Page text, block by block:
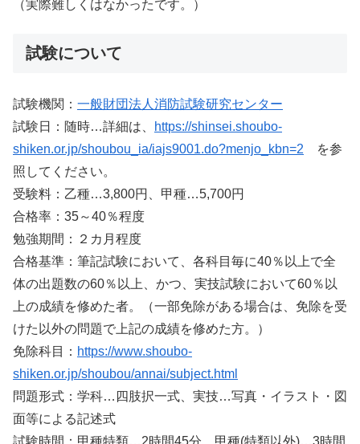
（実際難しくはなかったです。）
試験について
試験機関： 一般財団法人消防試験研究センター
試験日：随時…詳細は、
https://shinsei.shoubo-
shiken.or.jp/shoubou_ia/iajs9001.do?menjo_kbn=2 を参
照してください。
受験料：乙種…3,800円、甲種…5,700円
合格率：35～40％程度
勉強期間：２カ月程度
合格基準：筆記試験において、各科目毎に40％以上で全
体の出題数の60％以上、かつ、実技試験において60％以
上の成績を修めた者。（一部免除がある場合は、免除を受
けた以外の問題で上記の成績を修めた方。）
免除科目： https://www.shoubo-
shiken.or.jp/shoubou/annai/subject.html
問題形式：学科…四肢択一式、実技…写真・イラスト・図
面等による記述式